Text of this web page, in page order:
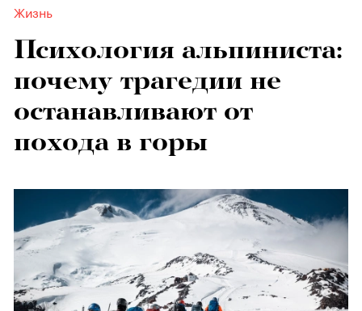
Жизнь
Психология альпиниста:
почему трагедии не
останавливают от
похода в горы